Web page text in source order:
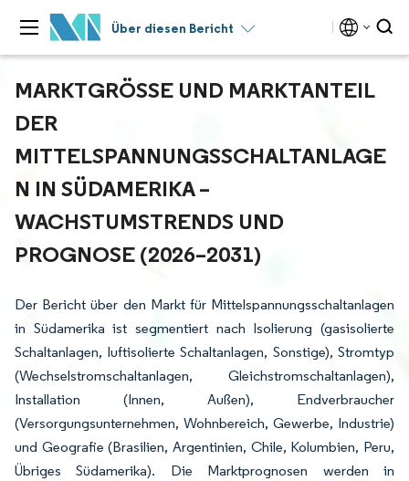
Über diesen Bericht
MARKTGRÖSSE UND MARKTANTEIL D
ER M
ITTELSPANNUNGSSCHALTANLAGEN
IN SÜDAMERIKA – W
ACHSTUMSTRENDS UND P
ROGNOSE (2026–2031)
Der Bericht über den Markt für Mittelspannungsschaltanlagen
in Südamerika ist segmentiert nach Isolierung (gasisolierte
Schaltanlagen, luftisolierte Schaltanlagen, Sonstige), Stromtyp
(Wechselstromschaltanlagen, Gleichstromschaltanlagen),
Installation (Innen, Außen), Endverbraucher
(Versorgungsunternehmen, Wohnbereich, Gewerbe, Industrie)
und Geografie (Brasilien, Argentinien, Chile, Kolumbien, Peru,
Übriges Südamerika). Die Marktprognosen werden in